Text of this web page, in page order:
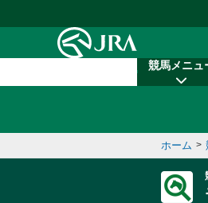
競馬メニュ
ホーム >